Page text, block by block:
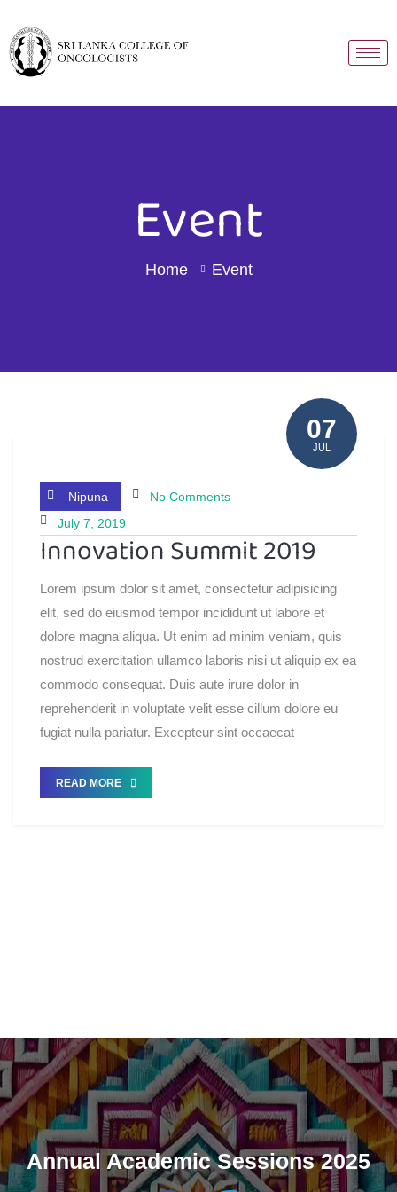
Event
Home Event
07
JUL
Nipuna
No Comments
July 7, 2019
Innovation Summit 2019
Lorem ipsum dolor sit amet, consectetur adipisicing
elit, sed do eiusmod tempor incididunt ut labore et
dolore magna aliqua. Ut enim ad minim veniam, quis
nostrud exercitation ullamco laboris nisi ut aliquip ex ea
commodo consequat. Duis aute irure dolor in
reprehenderit in voluptate velit esse cillum dolore eu
fugiat nulla pariatur. Excepteur sint occaecat
READ MORE
Annual Academic Sessions 2025